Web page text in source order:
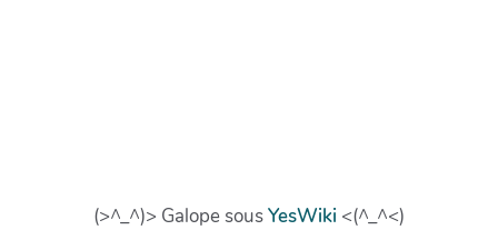
(>^_^)> Galope sousYesWiki <(^_^<)